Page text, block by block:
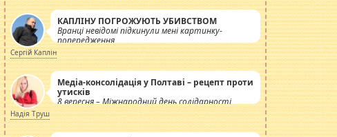
КАПЛІНУ ПОГРОЖУЮТЬ УБИВСТВОМ
Вранці невідомі підкинули мені картинку-
попередження
Сергій Каплін
Медіа-консолідація у Полтаві – рецепт проти
утисків
8 вересня – Міжнародний день солідарності
журналістів.
Надія Труш